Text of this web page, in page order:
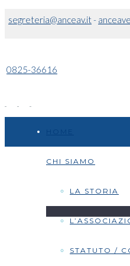
segreteria@anceav.it-
0825-36616
CHI SIAMO
LA STORIA
STATUTO /